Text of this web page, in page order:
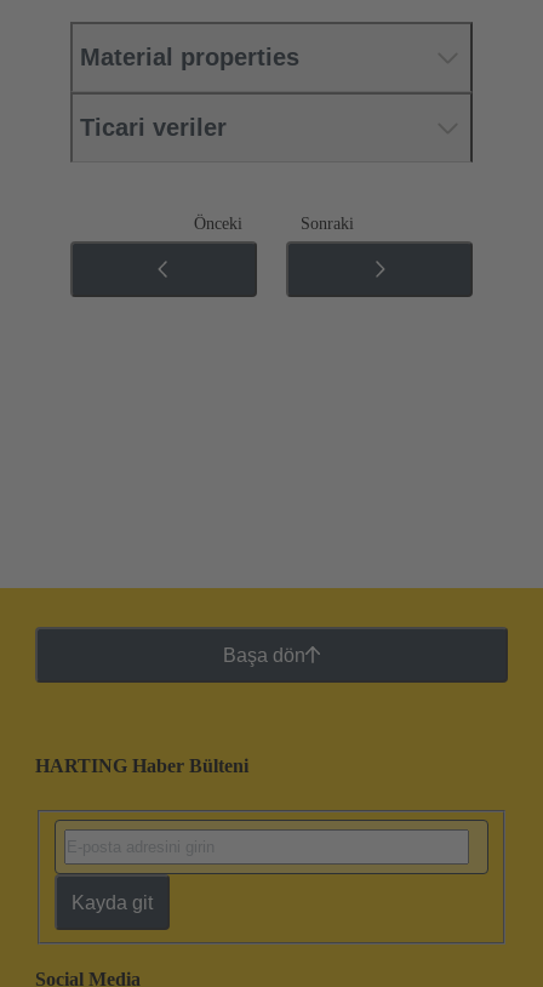
Material properties
Ticari veriler
Önceki Sonraki
Başa dön
HARTING Haber Bülteni
Kayda git
Social Media